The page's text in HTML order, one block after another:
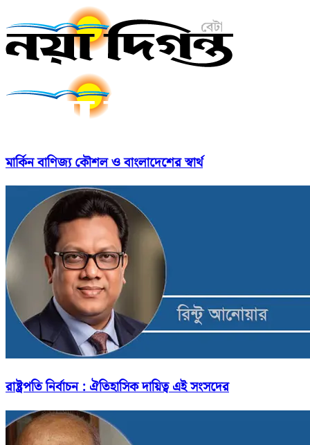
মার্কিন বাণিজ্য কৌশল ও বাংলাদেশের স্বার্থ
রাষ্ট্রপতি নির্বাচন : ঐতিহাসিক দায়িত্ব এই সংসদের